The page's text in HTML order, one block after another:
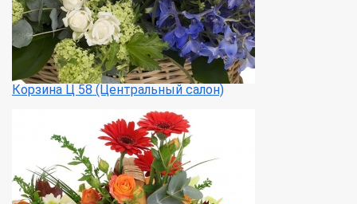
Корзина Ц 58 (Центральный салон)